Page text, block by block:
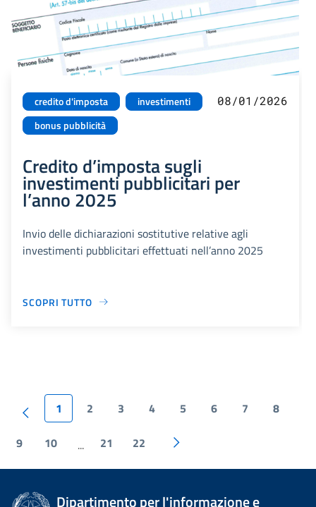
credito d'imposta
investimenti
bonus pubblicità
08/01/2026
Credito d’imposta sugli
investimenti pubblicitari per
l’anno 2025
Invio delle dichiarazioni sostitutive relative agli
investimenti pubblicitari effettuati nell’anno 2025
SCOPRI TUTTO
1 2 3 4 5 6 7 8
9 10 ... 21 22
Dipartimento per l'informazione e